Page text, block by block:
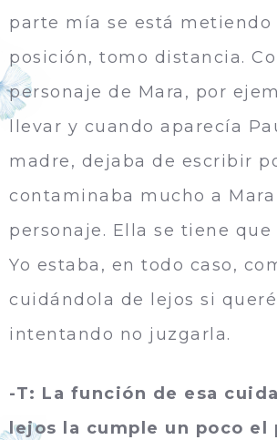
parte mía se está metiendo
posición, tomo distancia.
personaje de Mara, por
llevar y cuando aparecí­a
madre, dejaba de escribir
contaminaba mucho a
personaje. Ella se tiene que
Yo estaba, en todo caso,
cuidándola de lejos si
intentando no juzgarla.
-T: La función de esa
lejos la cumple un poco el